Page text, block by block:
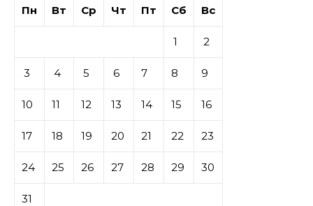
Пн
Вт Ср Чт Пт Сб Вс
1 2
3 4 5 6 7 8 9
10 11 12 13 14 15 16
17 18 19 20 21 22 23
24 25 26 27 28 29 30
31